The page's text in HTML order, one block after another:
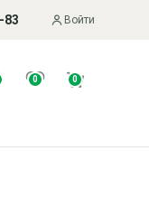
83 Войти
0 0